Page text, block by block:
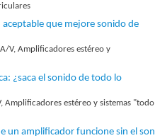
que mejore sonido de
V, Amplificadores estéreo y
¿saca el sonido de todo lo
Amplificadores estéreo y sistemas
un amplificador funcione sin el